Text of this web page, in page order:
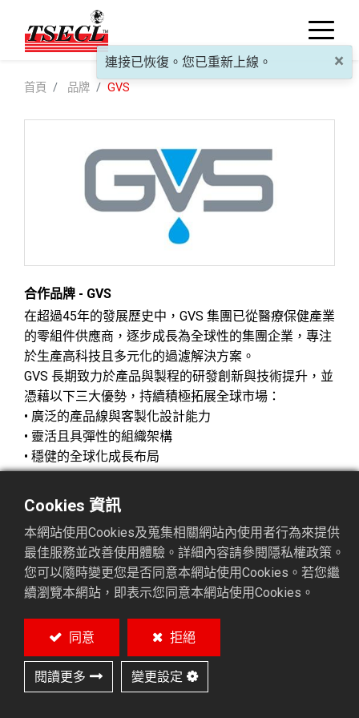
首頁 品牌 GVS
合作品牌 - GVS
在超過45年的發展歷史中，GVS 集團已從醫療保健產業
的零組件供應商，逐步成長為全球性的集團企業，專注
於生產高科技且多元化的過濾解決方案。
GVS 長期致力於產品與製程的研發創新與技術提升，並
憑藉以下三大優勢，持續積極拓展全球市場：
• 廣泛的產品線與客製化設計能力
• 靈活且具彈性的組織架構
• 穩健的全球化成長布局
相關產品
我們致力於提供多樣化的產品和卓越的品質與服務，確
保您擁有更佳的合作體驗。
Cookies 資訊
本網站使用Cookies及蒐集相關網站內使用者行為來提供
最佳服務並改善使用體驗。詳細內容請參閱隱私權政策。
您可以隨時變更您是否同意本網站使用Cookies。若您繼
續瀏覽本網站，即表示您同意本網站使用Cookies。
同意 拒絕
閱讀更多 變更設定
×
連接已恢復。您已重新上線。